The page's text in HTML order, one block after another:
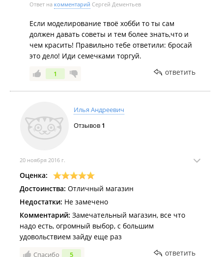
Ответ на комментарий Сергей Дементьев
Если моделирование твоё хобби то ты сам
должен давать советы и тем более знать,что и
чем красить! Правильно тебе ответили: бросай
это дело! Иди семечками торгуй.
1 ответить
Илья Андреевич
Отзывов 1
20 ноября 2016 г.
Оценка:
Достоинства: Отличный магазин
Недостатки: Не замечено
Комментарий: Замечательный магазин, все что
надо есть, огромный выбор, с большим
удовольствием зайду еще раз
Спасибо 5 ответить